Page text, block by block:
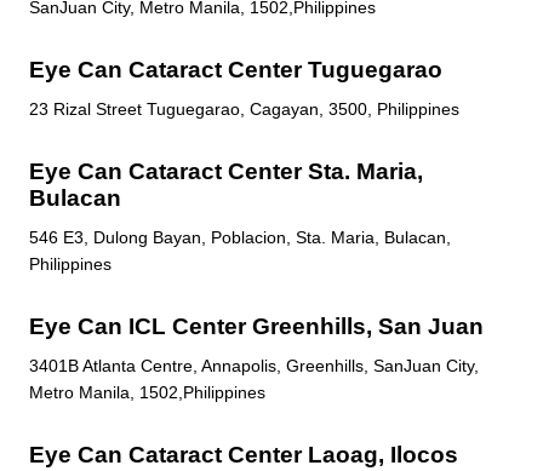
SanJuan City, Metro Manila, 1502,Philippines
Eye Can Cataract Center Tuguegarao
23 Rizal Street Tuguegarao, Cagayan, 3500, Philippines
Eye Can Cataract Center Sta. Maria,
Bulacan
546 E3, Dulong Bayan, Poblacion, Sta. Maria, Bulacan,
Philippines
Eye Can ICL Center Greenhills, San Juan
3401B Atlanta Centre, Annapolis, Greenhills, SanJuan City,
Metro Manila, 1502,Philippines
Eye Can Cataract Center Laoag, Ilocos